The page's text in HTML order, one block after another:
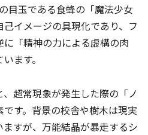
目玉である食蜂の「魔法少女
イメージの具現化であり、フ
「精神の力による虚構の肉
ます。
超常現象が発生した際の「ノ
す。背景の校舎や樹木は現実
すが、万能結晶が暴走するシ